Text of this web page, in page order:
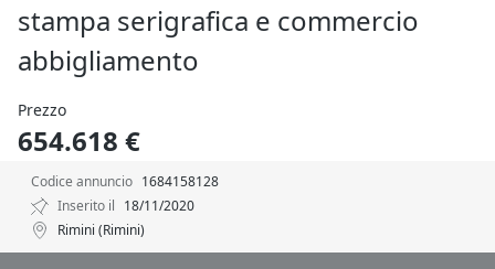
stampa serigrafica e commercio
abbigliamento
Prezzo
654.618 €
Codice annuncio 1684158128
Inserito il 18/11/2020
Rimini (Rimini)
Descrizione
Dettagli Posizione Richiedi Info